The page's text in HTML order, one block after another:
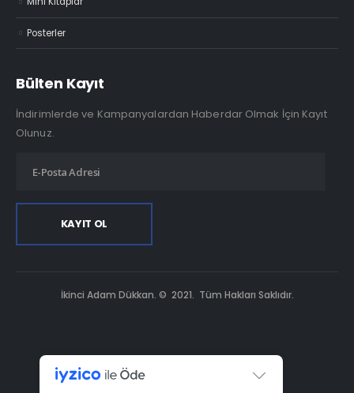
Posterler
Bülten Kayıt
İndirimlerde ve Kampanyalardan Haberdar Olmak İçin Kayıt
Olunuz.
İkinci Adam Dükkan. © 2021. Tüm Hakları Saklıdır.